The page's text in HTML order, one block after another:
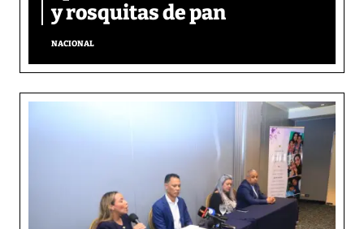
y rosquitas de pan
NACIONAL